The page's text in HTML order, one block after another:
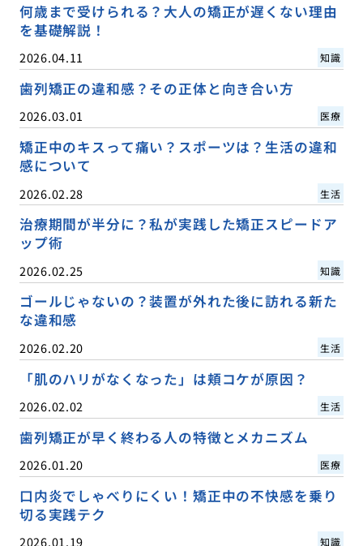
何歳まで受けられる？大人の矯正が遅くない理由
を基礎解説！
2026.04.11 知識
歯列矯正の違和感？その正体と向き合い方
2026.03.01 医療
矯正中のキスって痛い？スポーツは？生活の違和
感について
2026.02.28 生活
治療期間が半分に？私が実践した矯正スピードア
ップ術
2026.02.25 知識
ゴールじゃないの？装置が外れた後に訪れる新た
な違和感
2026.02.20 生活
「肌のハリがなくなった」は頬コケが原因？
2026.02.02 生活
歯列矯正が早く終わる人の特徴とメカニズム
2026.01.20 医療
口内炎でしゃべりにくい！矯正中の不快感を乗り
切る実践テク
2026.01.19 知識